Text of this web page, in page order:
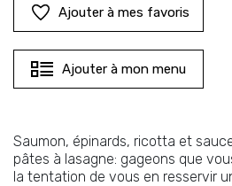
Ajouter à mes favoris
Ajouter à mon menu
Saumon, épinards, ricotta et
pâtes à lasagne: gageons que
la tentation de vous en resservir